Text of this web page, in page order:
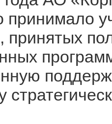
принимало
принятых